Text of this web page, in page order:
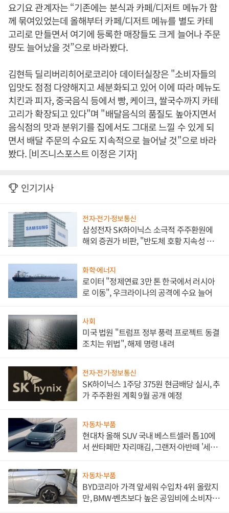
요기요 관계자는 “기존에는 분식과 카페/디저트 메뉴가 함
께 묶여있었는데 올해부터 카페/디저트 메뉴를 별도 카테
고리로 만들면서 여기에 등록한 매장들도 크게 늘어나 주문
량도 늘어났을 것”으로 바라봤다.
김현득 딜리버리히어로코리아 데이터실장은 "소비자들의
입맛도 점점 다양해지고 세분화되고 있어 이에 따라 메뉴도
치킨과 피자, 중국음식 등에서 빵, 케이크, 쌀국수까지 카테
고리가 확장되고 있다"며 "배달음식의 품질도 높아지면서
음식점의 맛과 분위기를 집에서도 그대로 느낄 수 있게 되
면서 배달 주문의 수요도 지속적으로 늘어날 것"으로 바라
봤다. [비즈니스포스트 이정은 기자]
인기기사
전자·전기·정보통신
삼성전자 SK하이닉스 소극적 주주환원에
해외 증권가 비판, "반도체 호황 지속성 의
화학·에너지
로이터 "정제연료 3만 톤 한국에서 러시아
로 이동", 우크라이나의 공격에 수요 늘어
사회
미국 법원 "트럼프 정부 풍력 프로젝트 동결
조치는 위법", 해제 명령 내려
전자·전기·정보통신
SK하이닉스 1주당 375원 현금배당 실시, 추
가 주주환원 계획 9월 공개 예정
자동차·부품
현대차 올해 SUV 국내 베스트셀러 톱10에
서 싼타페만 자리매김, 그랜저·아반떼 '세단
자동차·부품
BYD코리아 가격 앞세워 수입차 4위 올랐지
만, BMW·벤츠보다 높은 공임비에 소비자